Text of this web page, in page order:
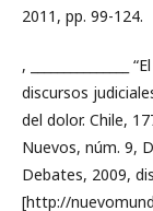
2011, pp. 99-124.
,
discursos
del dolor. Chile,
Nuevos, núm. 9,
Debates, 2009,
[http://